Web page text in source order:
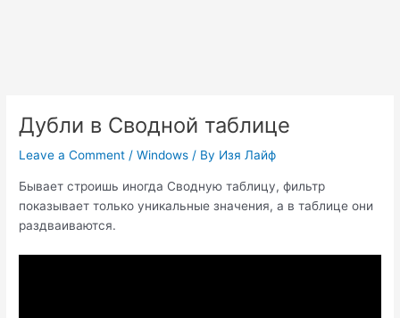
Дубли в Сводной таблице
Leave a Comment /Windows / By Изя Лайф
Бывает строишь иногда Сводную таблицу, фильтр
показывает только уникальные значения, а в таблице они
раздваиваются.